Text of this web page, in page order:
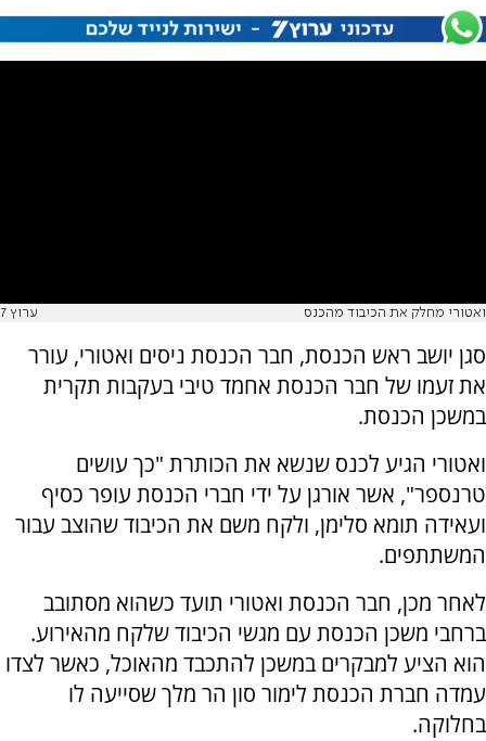
ואטורי מחלק את הכיבוד מהכנס ערוץ 7
סגן יושב ראש הכנסת, חבר הכנסת ניסים ואטורי, עורר
את זעמו של חבר הכנסת אחמד טיבי בעקבות תקרית
במשכן הכנסת.
ואטורי הגיע לכנס שנשא את הכותרת "כך עושים
טרנספר", אשר אורגן על ידי חברי הכנסת עופר כסיף
ועאידה תומא סלימן, ולקח משם את הכיבוד שהוצב עבור
המשתתפים.
לאחר מכן, חבר הכנסת ואטורי תועד כשהוא מסתובב
ברחבי משכן הכנסת עם מגשי הכיבוד שלקח מהאירוע.
הוא הציע למבקרים במשכן להתכבד מהאוכל, כאשר לצדו
עמדה חברת הכנסת לימור סון הר מלך שסייעה לו
בחלוקה.